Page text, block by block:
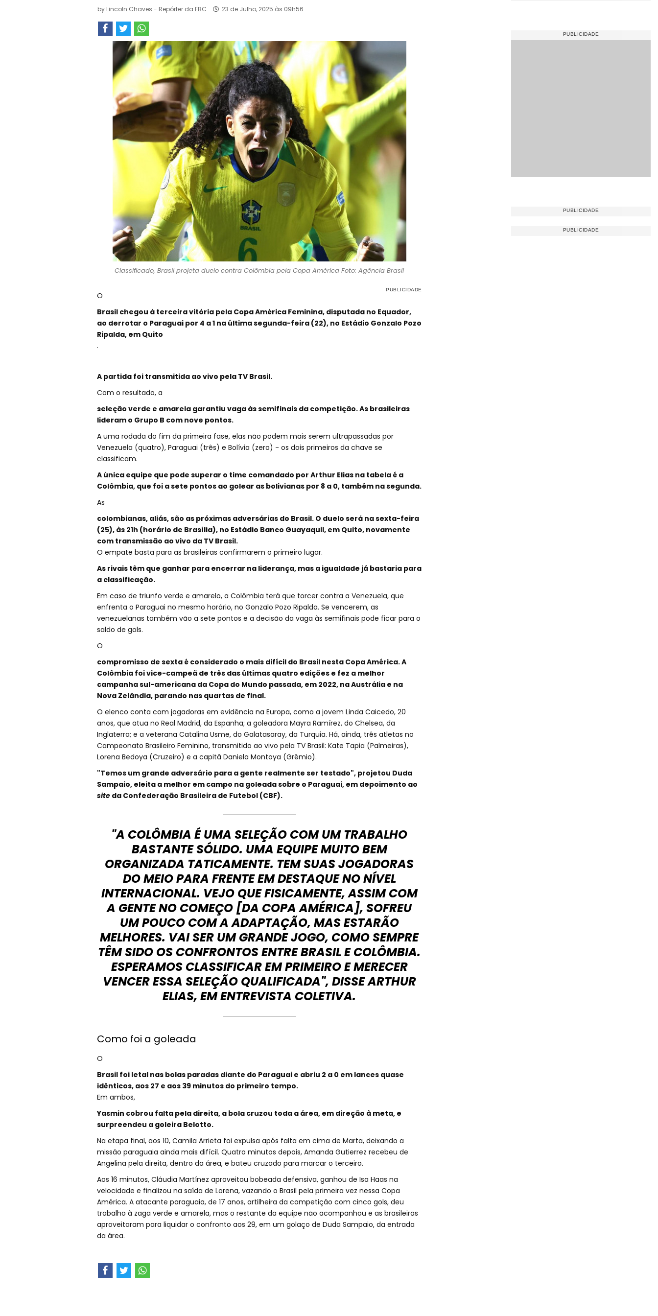
by Lincoln Chaves - Repórter da EBC 23 de Julho, 2025 às 09h56
Classificado, Brasil projeta duelo contra Colômbia pela Copa América Foto: Agência Brasil
O
Brasil chegou à terceira vitória pela Copa América Feminina, disputada no Equador,
ao derrotar o Paraguai por 4 a 1 na última segunda-feira (22), no Estádio Gonzalo Pozo
Ripalda, em Quito
.
A partida foi transmitida ao vivo pela TV Brasil.
Com o resultado, a
seleção verde e amarela garantiu vaga às semifinais da competição. As brasileiras
lideram o Grupo B com nove pontos.
A uma rodada do fim da primeira fase, elas não podem mais serem ultrapassadas por
Venezuela (quatro), Paraguai (três) e Bolívia (zero) - os dois primeiros da chave se
classificam.
A única equipe que pode superar o time comandado por Arthur Elias na tabela é a
Colômbia, que foi a sete pontos ao golear as bolivianas por 8 a 0, também na segunda.
As
colombianas, aliás, são as próximas adversárias do Brasil. O duelo será na sexta-feira
(25), às 21h (horário de Brasília), no Estádio Banco Guayaquil, em Quito, novamente
com transmissão ao vivo da TV Brasil.
O empate basta para as brasileiras confirmarem o primeiro lugar.
As rivais têm que ganhar para encerrar na liderança, mas a igualdade já bastaria para
a classificação.
Em caso de triunfo verde e amarelo, a Colômbia terá que torcer contra a Venezuela, que
enfrenta o Paraguai no mesmo horário, no Gonzalo Pozo Ripalda. Se vencerem, as
venezuelanas também vão a sete pontos e a decisão da vaga às semifinais pode ficar para o
saldo de gols.
O
compromisso de sexta é considerado o mais difícil do Brasil nesta Copa América. A
Colômbia foi vice-campeã de três das últimas quatro edições e fez a melhor
campanha sul-americana da Copa do Mundo passada, em 2022, na Austrália e na
Nova Zelândia, parando nas quartas de final.
O elenco conta com jogadoras em evidência na Europa, como a jovem Linda Caicedo, 20
anos, que atua no Real Madrid, da Espanha; a goleadora Mayra Ramírez, do Chelsea, da
Inglaterra; e a veterana Catalina Usme, do Galatasaray, da Turquia. Há, ainda, três atletas no
Campeonato Brasileiro Feminino, transmitido ao vivo pela TV Brasil: Kate Tapia (Palmeiras),
Lorena Bedoya (Cruzeiro) e a capitã Daniela Montoya (Grêmio).
"Temos um grande adversário para a gente realmente ser testado", projetou Duda
Sampaio, eleita a melhor em campo na goleada sobre o Paraguai, em depoimento ao
site da Confederação Brasileira de Futebol (CBF).
"A COLÔMBIA É UMA SELEÇÃO COM UM TRABALHO
BASTANTE SÓLIDO. UMA EQUIPE MUITO BEM
ORGANIZADA TATICAMENTE. TEM SUAS JOGADORAS
DO MEIO PARA FRENTE EM DESTAQUE NO NÍVEL
INTERNACIONAL. VEJO QUE FISICAMENTE, ASSIM COM
A GENTE NO COMEÇO [DA COPA AMÉRICA], SOFREU
UM POUCO COM A ADAPTAÇÃO, MAS ESTARÃO
MELHORES. VAI SER UM GRANDE JOGO, COMO SEMPRE
TÊM SIDO OS CONFRONTOS ENTRE BRASIL E COLÔMBIA.
ESPERAMOS CLASSIFICAR EM PRIMEIRO E MERECER
VENCER ESSA SELEÇÃO QUALIFICADA", DISSE ARTHUR
ELIAS, EM ENTREVISTA COLETIVA.
Como foi a goleada
O
Brasil foi letal nas bolas paradas diante do Paraguai e abriu 2 a 0 em lances quase
idênticos, aos 27 e aos 39 minutos do primeiro tempo.
Em ambos,
Yasmin cobrou falta pela direita, a bola cruzou toda a área, em direção à meta, e
surpreendeu a goleira Belotto.
Na etapa final, aos 10, Camila Arrieta foi expulsa após falta em cima de Marta, deixando a
missão paraguaia ainda mais difícil. Quatro minutos depois, Amanda Gutierrez recebeu de
Angelina pela direita, dentro da área, e bateu cruzado para marcar o terceiro.
Aos 16 minutos, Cláudia Martínez aproveitou bobeada defensiva, ganhou de Isa Haas na
velocidade e finalizou na saída de Lorena, vazando o Brasil pela primeira vez nessa Copa
América. A atacante paraguaia, de 17 anos, artilheira da competição com cinco gols, deu
trabalho à zaga verde e amarela, mas o restante da equipe não acompanhou e as brasileiras
aproveitaram para liquidar o confronto aos 29, em um golaço de Duda Sampaio, da entrada
da área.